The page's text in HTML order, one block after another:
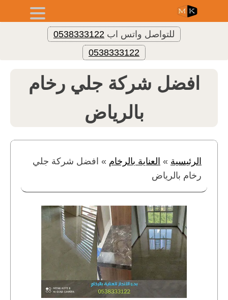
للتواصل واتس اب 0538333122
0538333122
افضل شركة جلي رخام
بالرياض
الرئيسية » العناية بالرخام » افضل شركة جلي
رخام بالرياض